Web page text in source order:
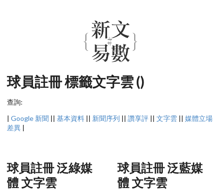
球員註冊 標籤文字雲 ()
查詢:
| Google 新聞 || 基本資料 || 新聞序列 || 讚享評 || 文字雲 || 媒體立場
差異 |
球員註冊 泛綠媒
體 文字雲
球員註冊 泛藍媒
體 文字雲